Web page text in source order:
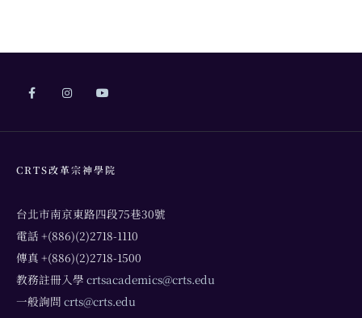
CRTS改革宗神學院
台北市南京東路四段75巷30號
電話 +(886)(2)2718-1110
傳真 +(886)(2)2718-1500
教務註冊入學 crtsacademics@crts.edu
一般詢問 crts@crts.edu